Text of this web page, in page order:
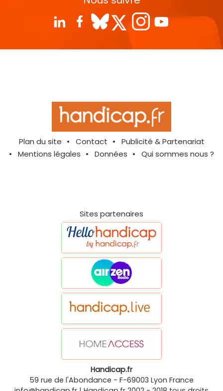
Plan du site Contact
Publicité & Partenariat
Mentions légales
Données Qui sommes nous ?
Sites partenaires
Handicap.fr
59 rue de l'Abondance - F-69003 Lyon France